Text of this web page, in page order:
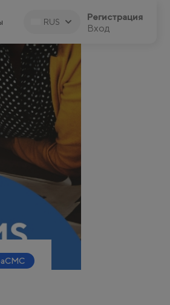
RUS Регистрация
Вход